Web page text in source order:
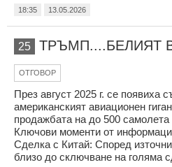
18:35 13.05.2026
25 ТРЪМП....БЕЛИЯТ
ОТГОВОР
През август 2025 г. се появиха
американският авиационен
продажбата на до 500 самолета
Ключови моменти от
Сделка с Китай: Според
близо до сключване на голяма